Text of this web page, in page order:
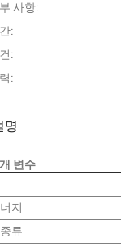
사항:
:
:
:
명
변수
지
류